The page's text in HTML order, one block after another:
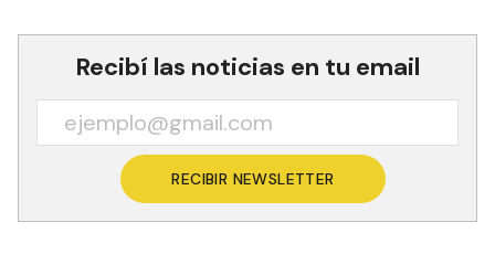
Recibí las noticias en tu email
RECIBIR NEWSLETTER